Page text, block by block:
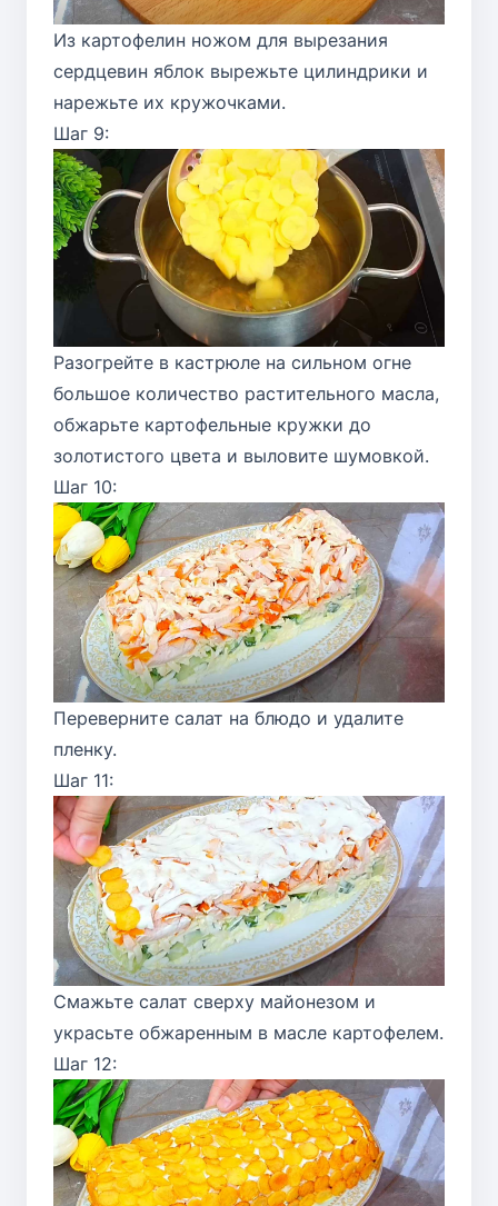
Из картофелин ножом для вырезания
сердцевин яблок вырежьте цилиндрики и
нарежьте их кружочками.
Шаг 9:
Разогрейте в кастрюле на сильном огне
большое количество растительного масла,
обжарьте картофельные кружки до
золотистого цвета и выловите шумовкой.
Шаг 10:
Переверните салат на блюдо и удалите
пленку.
Шаг 11:
Смажьте салат сверху майонезом и
украсьте обжаренным в масле картофелем.
Шаг 12: